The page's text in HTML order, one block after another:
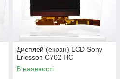
Дисплей (екран) LCD Sony
Ericsson C702 HC
В наявності